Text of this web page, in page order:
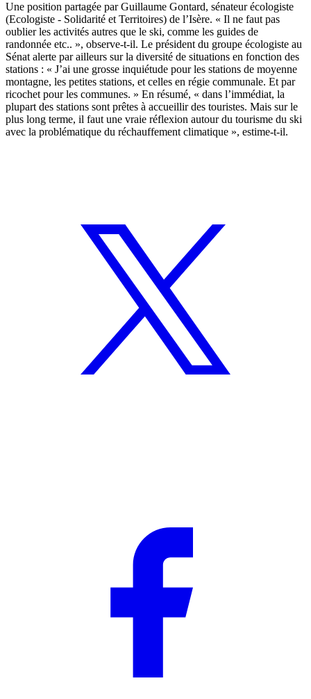
Une position partagée par Guillaume Gontard, sénateur écologiste
(Ecologiste - Solidarité et Territoires) de l’Isère. « Il ne faut pas
oublier les activités autres que le ski, comme les guides de
randonnée etc.. », observe-t-il. Le président du groupe écologiste au
Sénat alerte par ailleurs sur la diversité de situations en fonction des
stations : « J’ai une grosse inquiétude pour les stations de moyenne
montagne, les petites stations, et celles en régie communale. Et par
ricochet pour les communes. » En résumé, « dans l’immédiat, la
plupart des stations sont prêtes à accueillir des touristes. Mais sur le
plus long terme, il faut une vraie réflexion autour du tourisme du ski
avec la problématique du réchauffement climatique », estime-t-il.